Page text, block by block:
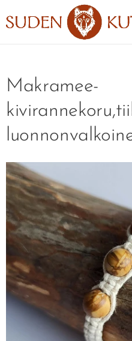
Makramee-